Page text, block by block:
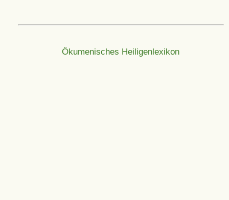
Ökumenisches Heiligenlexikon